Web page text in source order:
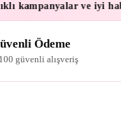
ve iyi
Ödeme
güvenli alışveriş